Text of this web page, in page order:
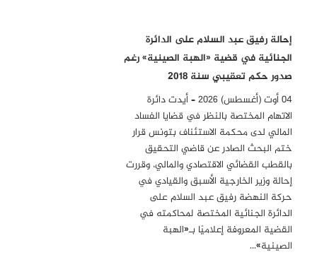
إحالة رفيق عبد السلام على الدائرة
الجنائية في قضية «الهبة الصينية» رغم
صدور حكم تعقيبي سنة 2018
04 أوت (أغسطس) 2026 – أيدت دائرة
الاتهام المختصة بالنظر في قضايا الفساد
المالي لدى محكمة الاستئناف بتونس قرار
ختم البحث الصادر عن قاضي التحقيق
بالقطب القضائي الاقتصادي والمالي، وقررت
إحالة وزير الخارجية الأسبق والقيادي في
حركة النهضة رفيق عبد السلام على
الدائرة الجنائية المختصة لمحاكمته في
القضية المعروفة إعلاميًا بـ«الهبة
الصينية»…